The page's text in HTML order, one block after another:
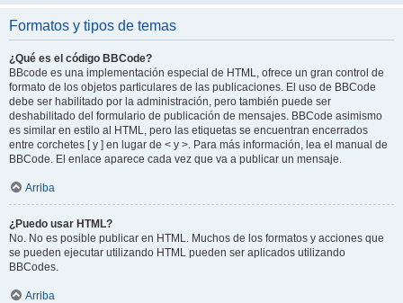
Formatos y tipos de temas
¿Qué es el código BBCode?
BBcode es una implementación especial de HTML, ofrece un gran control de
formato de los objetos particulares de las publicaciones. El uso de BBCode
debe ser habilitado por la administración, pero también puede ser
deshabilitado del formulario de publicación de mensajes. BBCode asimismo
es similar en estilo al HTML, pero las etiquetas se encuentran encerrados
entre corchetes [ y ] en lugar de < y >. Para más información, lea el manual de
BBCode. El enlace aparece cada vez que va a publicar un mensaje.
Arriba
¿Puedo usar HTML?
No. No es posible publicar en HTML. Muchos de los formatos y acciones que
se pueden ejecutar utilizando HTML pueden ser aplicados utilizando
BBCodes.
Arriba